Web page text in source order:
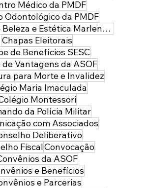
Médico da PMDF
Odontológico da PMDF
Centro de Beleza e Estética Marlene Leal
Chapas Eleitorais
de Benefícios SESC
Vantagens da ASOF
para Morte e Invalidez
Maria Imaculada
Montessori
da Polícia Militar
com Associados
Deliberativo
FiscalConvocação
da ASOF
e Benefícios
e Parcerias